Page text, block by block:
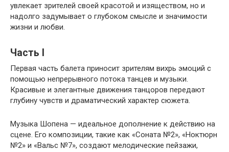
увлекает зрителей своей красотой и изяществом, но и
надолго задумывает о глубоком смысле и значимости
жизни и любви.
Часть I
Первая часть балета приносит зрителям вихрь эмоций с
помощью непрерывного потока танцев и музыки.
Красивые и элегантные движения танцоров передают
глубину чувств и драматический характер сюжета.
Музыка Шопена — идеальное дополнение к действию на
сцене. Его композиции, такие как «Соната №2», «Ноктюрн
№2» и «Вальс №7», создают мелодические пейзажи,